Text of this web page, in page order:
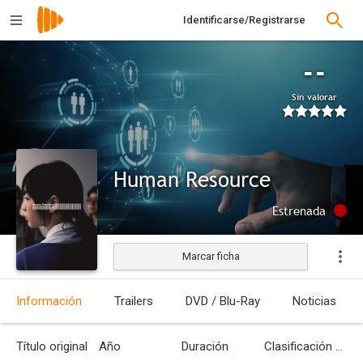
Identificarse/Registrarse
--
Sin valorar
Human Resource
Estrenada
Marcar ficha
Información Trailers DVD / Blu-Ray Noticias
Título original Año Duración Clasificación por edades